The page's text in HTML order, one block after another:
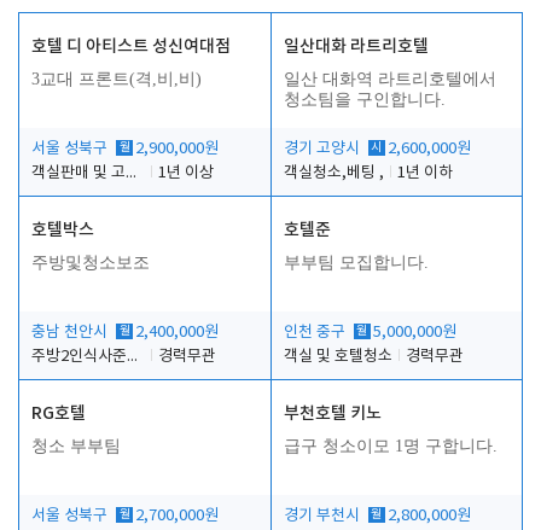
호텔 디 아티스트 성신여대점
3교대 프론트(격,비,비)
서울 성북구 월 2,900,000원
객실판매 및 고객응대
1년 이상
일산대화 라트리호텔
일산 대화역 라트리호텔에서
청소팀을 구인합니다.
경기 고양시 시
2,600,000원
객실청소,베팅 ,
1년 이하
호텔박스
주방및청소보조
충남 천안시 월 2,400,000원
주방2인식사준비및청소린렌보조
경력무관
호텔준
부부팀 모집합니다.
인천 중구 월 5,000,000원
객실 및 호텔청소
경력무관
RG호텔
청소 부부팀
서울 성북구 월 2,700,000원
부천호텔 키노
급구 청소이모 1명 구합니다.
경기 부천시 월 2,800,000원